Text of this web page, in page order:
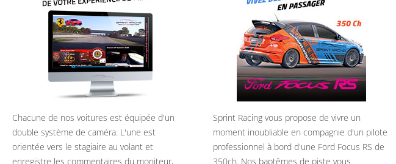
Chacune de nos voitures est équipée d'un
double système de caméra. L'une est
orientée vers le stagiaire au volant et
enregistre les commentaires du moniteur,
Sprint Racing vous propose de vivre un
moment inoubliable en compagnie d'un pilote
professionnel à bord d'une Ford Focus RS de
350ch. Nos baptêmes de piste vous